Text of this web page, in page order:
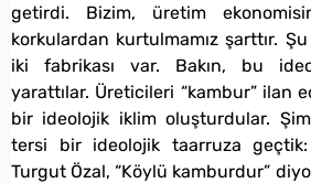
getirdi. Bizim, üretim
korkulardan kurtulmamız şarttır.
iki fabrikası var. Bakın, bu
yarattılar. Üreticileri “kambur” ilan
bir ideolojik iklim oluşturdular.
tersi bir ideolojik taarruza geçtik:
Turgut Özal, “Köylü kamburdur”